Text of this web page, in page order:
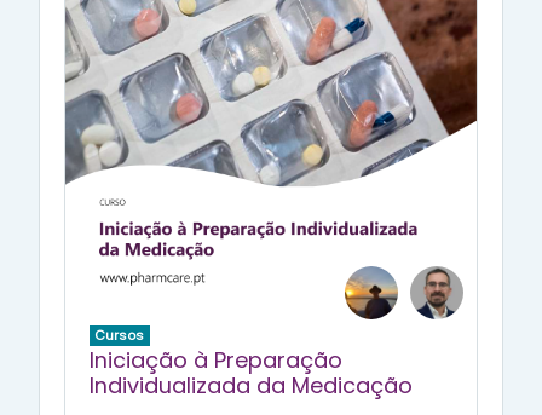
Cursos
Iniciação à Preparação
Individualizada da Medicação